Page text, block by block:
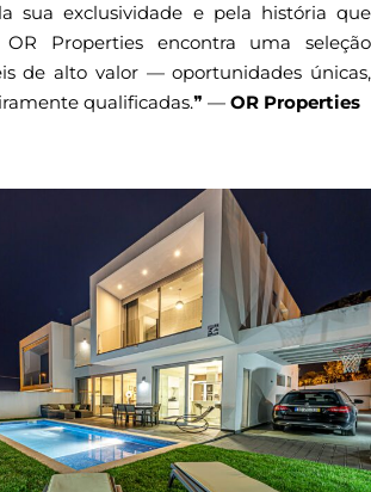
sua exclusividade e pela história que
OR Properties encontra uma seleção
de alto valor — oportunidades únicas,
qualificadas.❞ — OR Properties